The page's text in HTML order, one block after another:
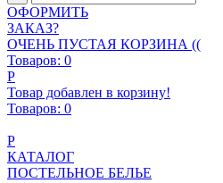
ОФОРМИТЬ
ЗАКАЗ?
ОЧЕНЬ ПУСТАЯ КОРЗИНА ((
Товаров: 0
Р
Товар добавлен в корзину!
Товаров: 0
Р
КАТАЛОГ
ПОСТЕЛЬНОЕ БЕЛЬЕ